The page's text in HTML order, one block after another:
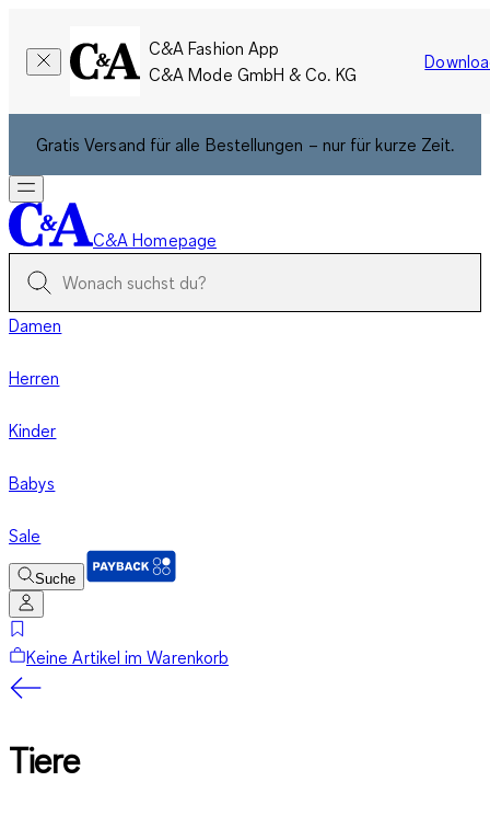
C&A Fashion App
C&A Mode GmbH & Co. KG
Gratis Versand für alle Bestellungen – nur für kurze Zeit.
C&A Homepage
Damen
Herren
Kinder
Babys
Sale
Suche
Keine Artikel im Warenkorb
Tiere